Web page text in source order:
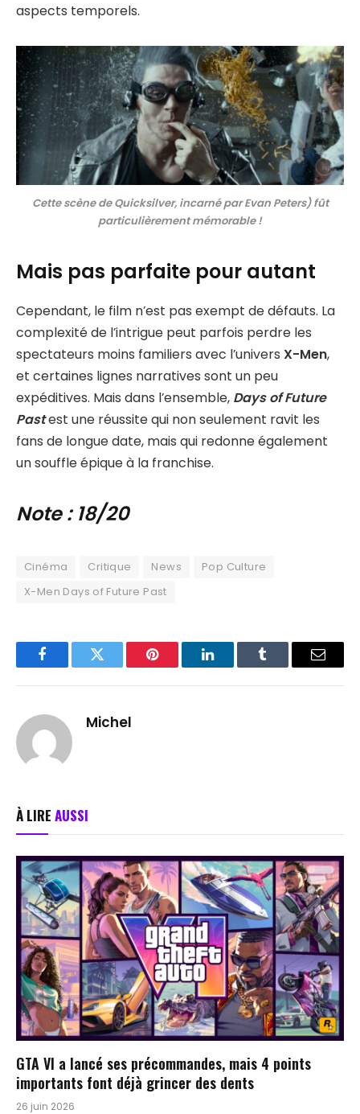
aspects temporels.
Cette scène de Quicksilver, incarné par Evan Peters) fût
particulièrement mémorable !
Mais pas parfaite pour autant
Cependant, le film n’est pas exempt de défauts. La
complexité de l’intrigue peut parfois perdre les
spectateurs moins familiers avec l’univers X-Men,
et certaines lignes narratives sont un peu
expéditives. Mais dans l’ensemble, Days of Future
Pastest une réussite qui non seulement ravit les
fans de longue date, mais qui redonne également
un souffle épique à la franchise.
Note : 18/20
Cinéma Critique News
Pop Culture
X-Men Days of Future Past
FacebookTwitter Pinterest LinkedInTumblr Email
Michel
À LIRE AUSSI
GTA VI a lancé ses précommandes, mais 4 points
importants font déjà grincer des dents
26 juin 2026